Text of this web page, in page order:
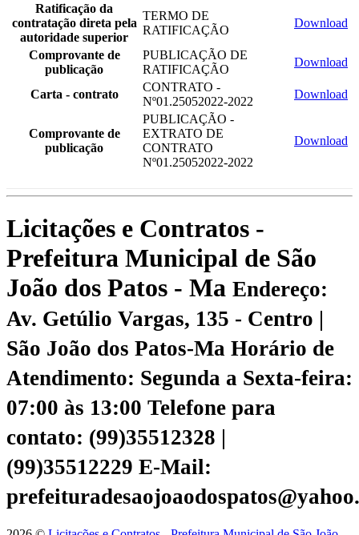
Ratificação da
contratação direta pela
autoridade superior
TERMO DE
RATIFICAÇÃO
Download
Comprovante de
publicação
PUBLICAÇÃO DE
RATIFICAÇÃO
Download
Carta - contrato
CONTRATO -
Nº01.25052022-2022
Download
Comprovante de
publicação
PUBLICAÇÃO -
EXTRATO DE
CONTRATO
Nº01.25052022-2022
Download
Licitações e Contratos -
Prefeitura Municipal de São
João dos Patos - Ma Endereço:
Av. Getúlio Vargas, 135 - Centro |
São João dos Patos-Ma Horário de
Atendimento: Segunda a Sexta-feira:
07:00 às 13:00 Telefone para
contato: (99)35512328 |
(99)35512229 E-Mail: